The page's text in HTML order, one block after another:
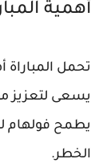
أهمية
تحمل المباراة
يسعى لتعزيز
يطمح فولهام
الخطر.